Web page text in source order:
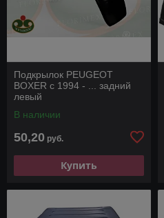
Подкрылок PEUGEOT
BOXER с 1994 - ... задний
левый
В наличии
50,20 руб.
Купить